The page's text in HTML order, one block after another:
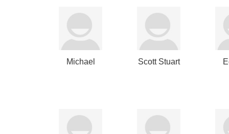
Michael Scott Stuart